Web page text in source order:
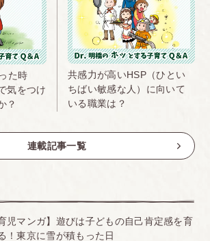
た時
気をつけ
？
共感力が高いHSP（ひとい
ちばい敏感な人）に向いて
いる職業は？
連載記事一覧
育児マンガ】遊びは子どもの自己肯定感を育
！東京に雪が積もった日